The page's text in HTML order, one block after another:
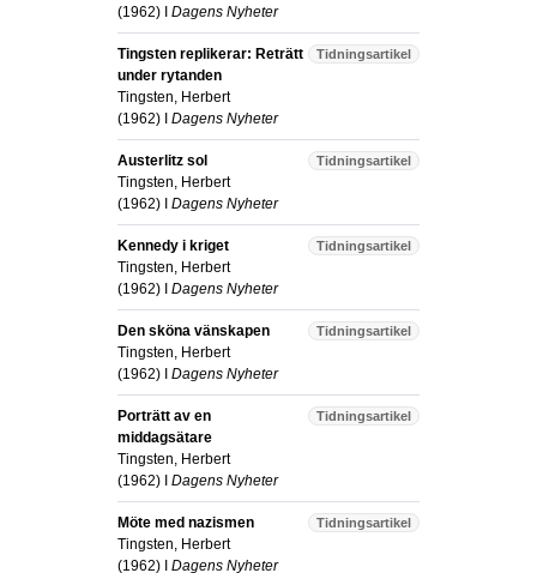
(1962) I Dagens Nyheter
Tidningsartikel
Tingsten replikerar: Reträtt
under rytanden
Tingsten, Herbert
(1962) I Dagens Nyheter
Tidningsartikel
Austerlitz sol
Tingsten, Herbert
(1962) I Dagens Nyheter
Tidningsartikel
Kennedy i kriget
Tingsten, Herbert
(1962) I Dagens Nyheter
Tidningsartikel
Den sköna vänskapen
Tingsten, Herbert
(1962) I Dagens Nyheter
Tidningsartikel
Porträtt av en
middagsätare
Tingsten, Herbert
(1962) I Dagens Nyheter
Tidningsartikel
Möte med nazismen
Tingsten, Herbert
(1962) I Dagens Nyheter